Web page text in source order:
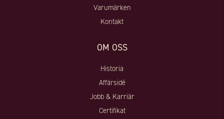
Varumärken
Kontakt
OM OSS
Historia
Affärsidé
Jobb & Karriär
Certifikat